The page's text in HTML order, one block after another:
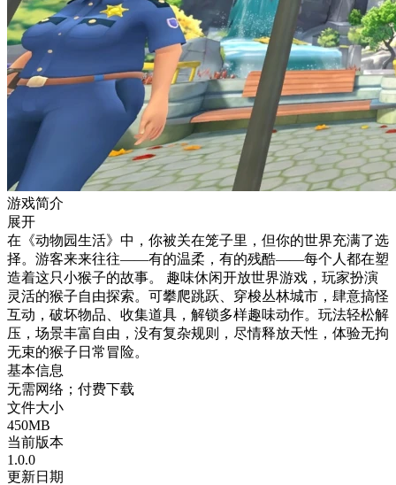
游戏简介
展开
在《动物园生活》中，你被关在笼子里，但你的世界充满了选
择。游客来来往往——有的温柔，有的残酷——每个人都在塑
造着这只小猴子的故事。 趣味休闲开放世界游戏，玩家扮演
灵活的猴子自由探索。可攀爬跳跃、穿梭丛林城市，肆意搞怪
互动，破坏物品、收集道具，解锁多样趣味动作。玩法轻松解
压，场景丰富自由，没有复杂规则，尽情释放天性，体验无拘
无束的猴子日常冒险。
基本信息
无需网络；付费下载
文件大小
450MB
当前版本
1.0.0
更新日期